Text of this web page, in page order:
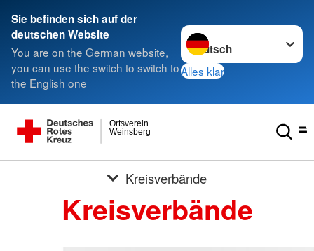
Sie befinden sich auf der
deutschen Website
You are on the German website,
you can use the switch to switch to
the English one
Sprache wechseln zu
Alles klar
Weinsberg
Ortsverein
Kreisverbände
Kreisverbände